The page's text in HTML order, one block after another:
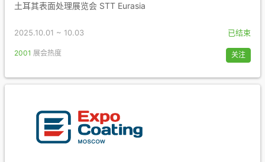
土耳其表面处理展览会 STT Eurasia
2025.10.01 ~ 10.03 已结束
2001 展会热度 关注